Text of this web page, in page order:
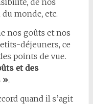
monde, etc.
nos goûts et nos
déjeuners, ce
points de vue.
et des
».
quand il s’agit